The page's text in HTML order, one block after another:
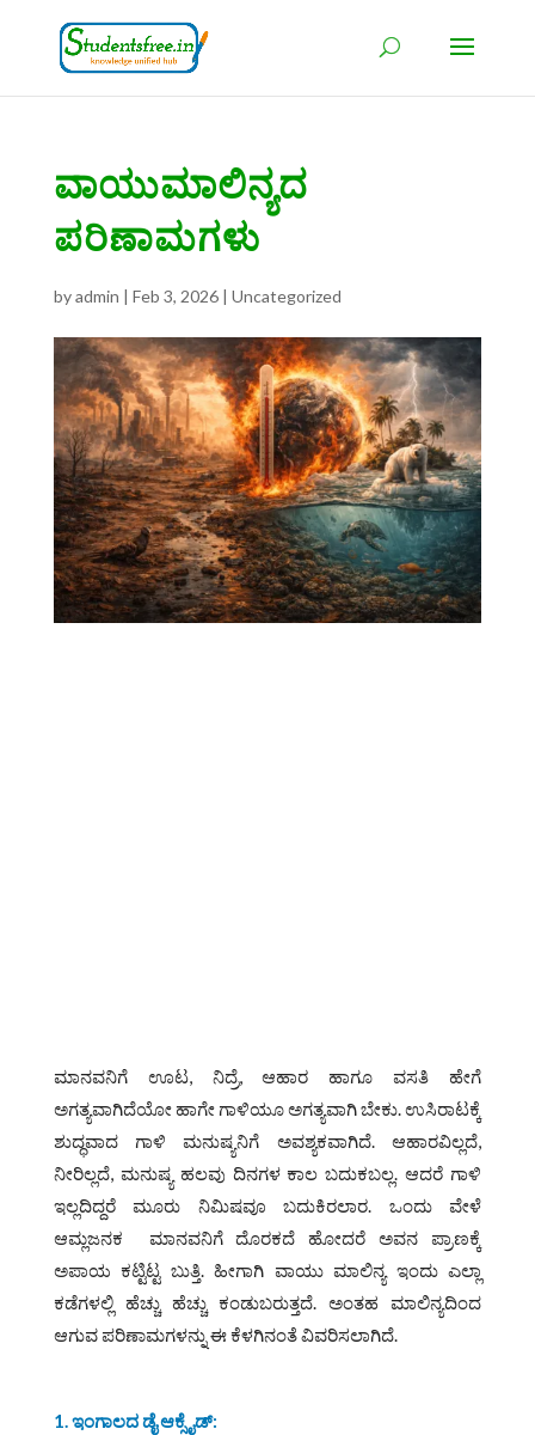
ವಾಯುಮಾಲಿನ್ಯದ
ಪರಿಣಾಮಗಳು
byadmin | Feb 3, 2026| Uncategorized
ಮಾನವನಿಗೆ ಊಟ, ನಿದ್ರೆ, ಆಹಾರ ಹಾಗೂ ವಸತಿ ಹೇಗೆ
ಅಗತ್ಯವಾಗಿದೆಯೋ ಹಾಗೇ ಗಾಳಿಯೂ ಅಗತ್ಯವಾಗಿ ಬೇಕು. ಉಸಿರಾಟಕ್ಕೆ
ಶುದ್ಧವಾದ ಗಾಳಿ ಮನುಷ್ಯನಿಗೆ ಅವಶ್ಯಕವಾಗಿದೆ. ಆಹಾರವಿಲ್ಲದೆ,
ನೀರಿಲ್ಲದೆ, ಮನುಷ್ಯ ಹಲವು ದಿನಗಳ ಕಾಲ ಬದುಕಬಲ್ಲ. ಆದರೆ ಗಾಳಿ
ಇಲ್ಲದಿದ್ದರೆ ಮೂರು ನಿಮಿಷವೂ ಬದುಕಿರಲಾರ. ಒಂದು ವೇಳೆ
ಆಮ್ಲಜನಕ ಮಾನವನಿಗೆ ದೊರಕದೆ ಹೋದರೆ ಅವನ ಪ್ರಾಣಕ್ಕೆ
ಅಪಾಯ ಕಟ್ಟಿಟ್ಟ ಬುತ್ತಿ. ಹೀಗಾಗಿ ವಾಯು ಮಾಲಿನ್ಯ ಇಂದು ಎಲ್ಲಾ
ಕಡೆಗಳಲ್ಲಿ ಹೆಚ್ಚು ಹೆಚ್ಚು ಕಂಡುಬರುತ್ತದೆ. ಅಂತಹ ಮಾಲಿನ್ಯದಿಂದ
ಆಗುವ ಪರಿಣಾಮಗಳನ್ನು ಈ ಕೆಳಗಿನಂತೆ ವಿವರಿಸಲಾಗಿದೆ.
1. ಇಂಗಾಲದ ಡೈ ಆಕ್ಸೈಡ್‌: